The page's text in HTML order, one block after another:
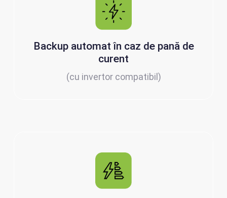
Backup automat în caz de pană de
curent
(cu invertor compatibil)